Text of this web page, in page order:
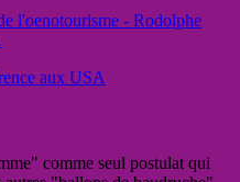
l'oenotourisme - Rodolphe
aux USA
comme seul postulat qui